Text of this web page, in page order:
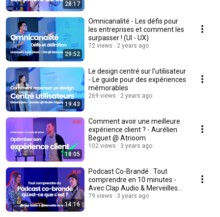
28:17
29:52
Omnicanalité - Les défis pour
les entreprises et comment les
surpasser ! (UI - UX)
72 views 2 years ago
19:43
Le design centré sur l’utilisateur
- Le guide pour des expériences
mémorables
269 views 2 years ago
18:05
Comment avoir une meilleure
expérience client ? - Aurélien
Beguet @ Atrioom
102 views 3 years ago
14:16
Podcast Co-Brandé : Tout
comprendre en 10 minutes -
Avec Clap Audio & Merveilles
du Monde
79 views 3 years ago